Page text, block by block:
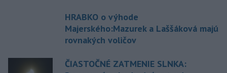
HRABKO o výhode
Majerského:Mazurek a Laššáková majú
rovnakých voličov
ČIASTOČNÉ ZATMENIE SLNKA: